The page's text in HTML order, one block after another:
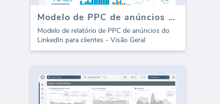
Modelo de PPC de anúncios do LinkedIn (Relatório)
Modelo de relatório de PPC de anúncios do
LinkedIn para clientes - Visão Geral